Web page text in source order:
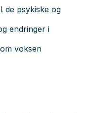
de psykiske og
endringer i
voksen